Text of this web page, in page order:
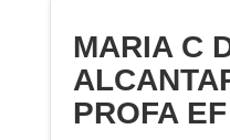
MARIA C
PROFA